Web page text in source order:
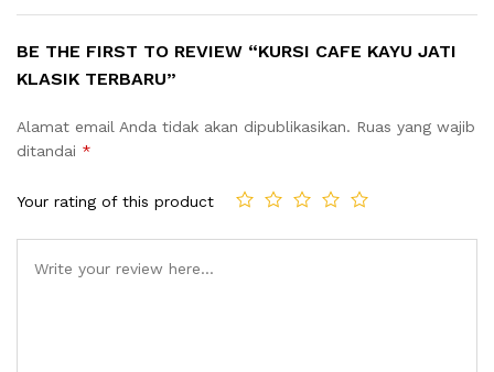
BE THE FIRST TO REVIEW “KURSI CAFE KAYU JATI
KLASIK TERBARU”
Alamat email Anda tidak akan dipublikasikan. Ruas yang wajib
ditandai *
Your rating of this product